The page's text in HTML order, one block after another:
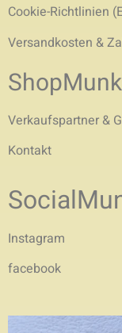
Cookie-Richtlinien
Versandkosten &
Verkaufspartner &
Kontakt
Instagram
facebook